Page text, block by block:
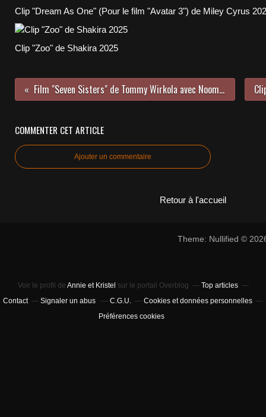
Clip "Dream As One" (Pour le film "Avatar 3") de Miley Cyrus
Clip "Zoo" de Shakira 2025
Film "Seven Sisters" de Tommy Wirkola avec Noomi Rapace 2018 M6 Vidéo DVD
COMMENTER CET ARTICLE
Ajouter un commentaire
Retour à l'accueil
Theme: Nullified ©
Voir le profil de Annie et Kristel sur le portail Overblog
Top articles
Contact
Signaler un abus C.G.U.
Cookies et données personnelles
Préférences cookies